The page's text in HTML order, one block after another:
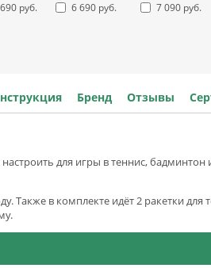
руб. 6 690 руб. 7 090 руб.
Бренд Отзывы
для игры в теннис,
Также в комплекте идёт 2 ракетки для